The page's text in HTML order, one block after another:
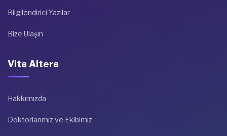
Bilgilendirici Yazılar
Bize Ulaşın
Vita Altera
Hakkımızda
Doktorlarımız ve Ekibimiz